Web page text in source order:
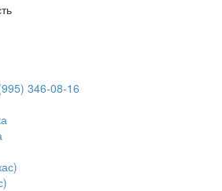
346-08-16